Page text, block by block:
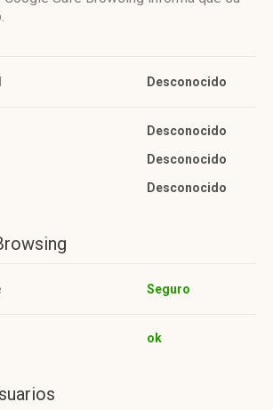
Desconocido
Desconocido
Desconocido
Desconocido
Seguro
ok